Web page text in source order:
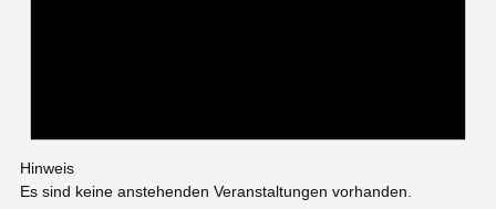
Hinweis
Es sind keine anstehenden Veranstaltungen vorhanden.